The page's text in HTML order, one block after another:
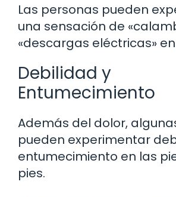
Las personas pueden
una sensación de
«descargas eléctricas»
Debilidad y
Entumecimiento
Además del dolor,
pueden experimentar
entumecimiento en las
pies.